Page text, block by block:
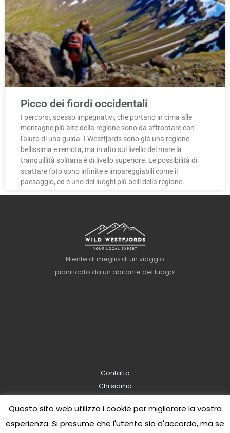
Picco dei fiordi occidentali
I percorsi, spesso impegnativi, che portano in cima alle
montagne più alte della regione sono da affrontare con
l'aiuto di una guida. I Westfjords sono già una regione
bellissima e remota, ma in alto sul livello del mare la
tranquillità solitaria è di livello superiore. Le possibilità di
scattare foto sono infinite e impareggiabili come il
paesaggio, ed è uno dei luoghi più belli della regione.
Niente di meglio di un viaggio
pianificato da un abitante del luogo!
Contatto
Chi siamo
Informativa sulla privacy
Questo sito web utilizza i cookie per migliorare la vostra
esperienza. Si presume che l'utente sia d'accordo, ma se